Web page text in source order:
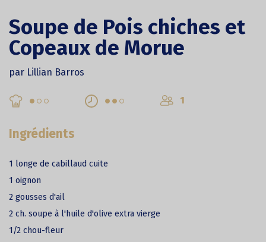
Soupe de Pois chiches et
Copeaux de Morue
par Lillian Barros
1
Ingrédients
1 longe de cabillaud cuite
1 oignon
2 gousses d'ail
2 ch. soupe à l'huile d'olive extra vierge
1/2 chou-fleur